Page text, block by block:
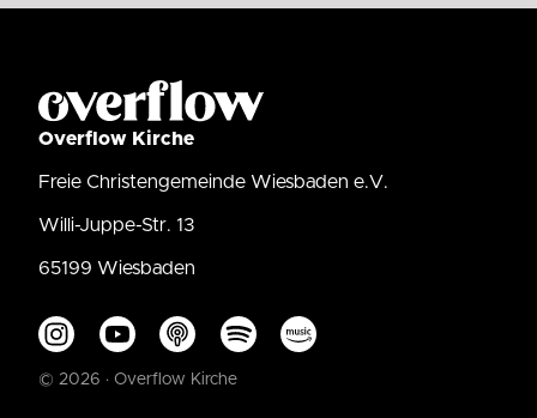
Overflow Kirche
Freie Christengemeinde Wiesbaden e.V.
Willi-Juppe-Str. 13
65199 Wiesbaden
© 2026 · Overflow Kirche